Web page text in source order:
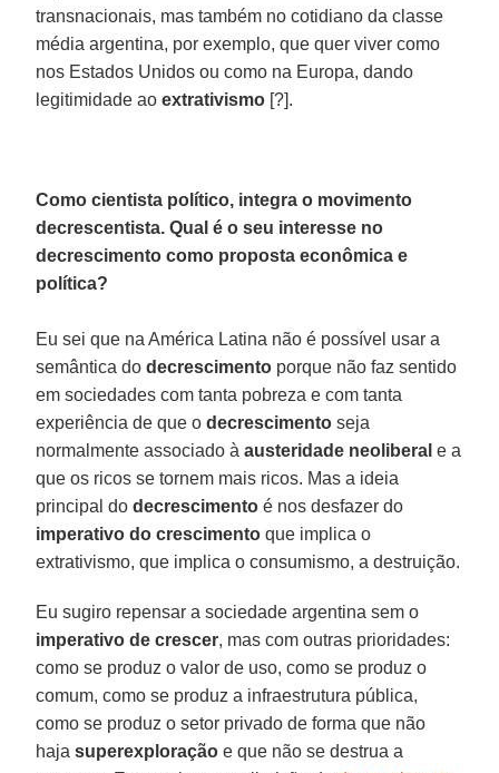
transnacionais, mas também no cotidiano da classe
média argentina, por exemplo, que quer viver como
nos Estados Unidos ou como na Europa, dando
legitimidade aoextrativismo [?].
Como cientista político, integra o movimento
decrescentista. Qual é o seu interesse no
decrescimento como proposta econômica e
política?
Eu sei que na América Latina não é possível usar a
semântica dodecrescimento porque não faz sentido
em sociedades com tanta pobreza e com tanta
experiência de que odecrescimento seja
normalmente associado àausteridade neoliberal e a
que os ricos se tornem mais ricos. Mas a ideia
principal dodecrescimento é nos desfazer do
imperativo do crescimento que implica o
extrativismo, que implica o consumismo, a destruição.
Eu sugiro repensar a sociedade argentina sem o
imperativo de crescer, mas com outras prioridades:
como se produz o valor de uso, como se produz o
comum, como se produz a infraestrutura pública,
como se produz o setor privado de forma que não
hajasuperexploração e que não se destrua a